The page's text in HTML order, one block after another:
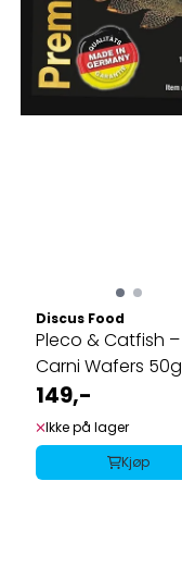
Discus Food
Pleco & Catfish –
Carni Wafers 50g
149,-
Ikke på lager
Kjøp